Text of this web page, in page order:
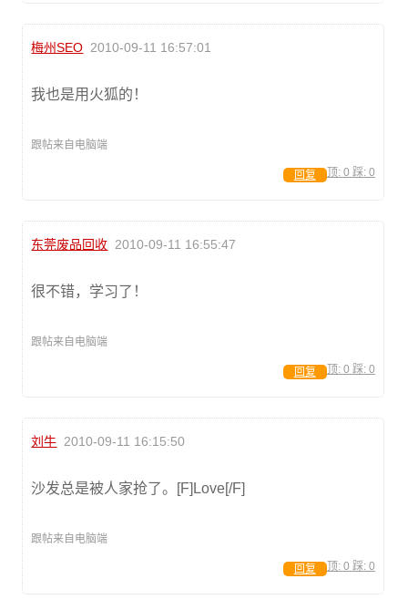
梅州SEO 2010-09-11 16:57:01
我也是用火狐的！
跟帖来自电脑端
顶: 0 踩: 0
回复
东莞废品回收 2010-09-11 16:55:47
很不错，学习了！
跟帖来自电脑端
顶: 0 踩: 0
回复
刘牛 2010-09-11 16:15:50
沙发总是被人家抢了。[F]Love[/F]
跟帖来自电脑端
顶: 0 踩: 0
回复